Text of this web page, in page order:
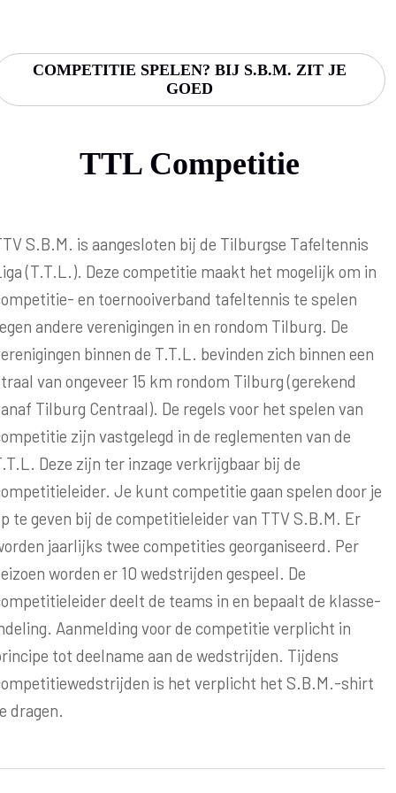
COMPETITIE SPELEN? BIJ S.B.M. ZIT JE
GOED
TTL Competitie
S.B.M. is aangesloten bij de Tilburgse Tafeltennis
(T.T.L.). Deze competitie maakt het mogelijk om in
en toernooiverband tafeltennis te spelen
andere verenigingen in en rondom Tilburg. De
binnen de T.T.L. bevinden zich binnen een
van ongeveer 15 km rondom Tilburg (gerekend
Tilburg Centraal). De regels voor het spelen van
zijn vastgelegd in de reglementen van de
Deze zijn ter inzage verkrijgbaar bij de
Je kunt competitie gaan spelen door je
te geven bij de competitieleider van TTV S.B.M. Er
jaarlijks twee competities georganiseerd. Per
worden er 10 wedstrijden gespeel. De
deelt de teams in en bepaalt de klasse-
Aanmelding voor de competitie verplicht in
tot deelname aan de wedstrijden. Tijdens
is het verplicht het S.B.M.-shirt
dragen.